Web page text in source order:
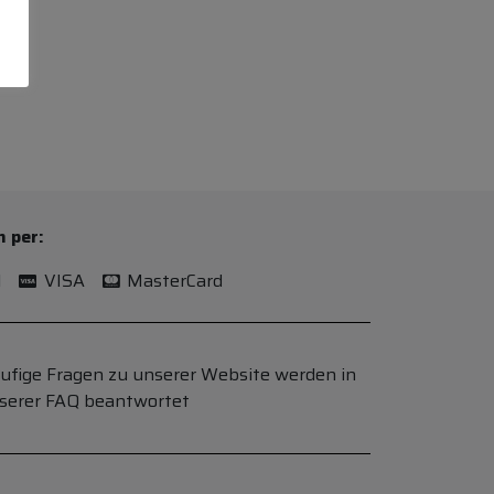
per:
VISA MasterCard
Fragen zu unserer Website werden in
FAQ beantwortet